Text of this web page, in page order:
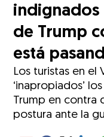
de Trump
está
Los turistas en
‘inapropiados’
Trump en contra
postura ante la